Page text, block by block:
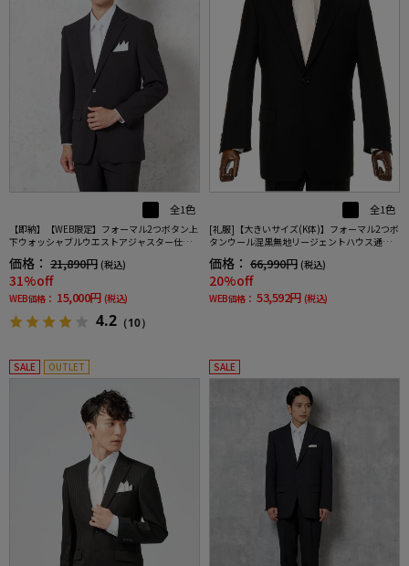
全1色
【即納】【WEB限定】フォーマル2つボタン上
下ウォッシャブルウエストアジャスター仕様
黒無地通年礼服
価格： 21,890円 (税込)
31%off
WEB価格： 15,000円 (税込)
4.2 （10）
全1色
[礼服]【大きいサイズ(K体)】フォーマル2つボ
タンウール混黒無地リージェントハウス通年
礼服【定番】
価格： 66,990円 (税込)
20%off
WEB価格： 53,592円 (税込)
SALE OUTLET SALE